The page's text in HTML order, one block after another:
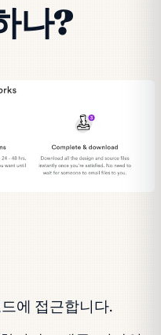
나?
에 접근합니다.